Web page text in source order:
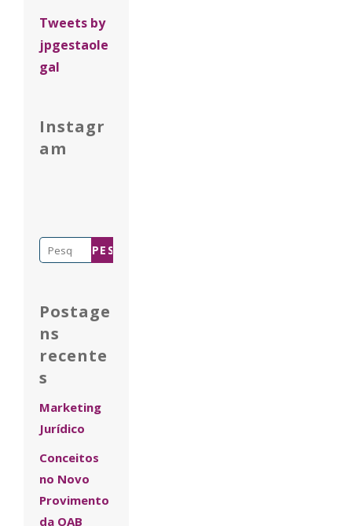
Tweets by
jpgestaole
gal
Instagr
am
Pesquisar
Postage
ns
recente
s
Marketing
Jurídico
Conceitos
no Novo
Provimento
da OAB